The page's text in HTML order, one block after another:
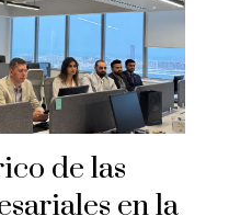
de las
en la